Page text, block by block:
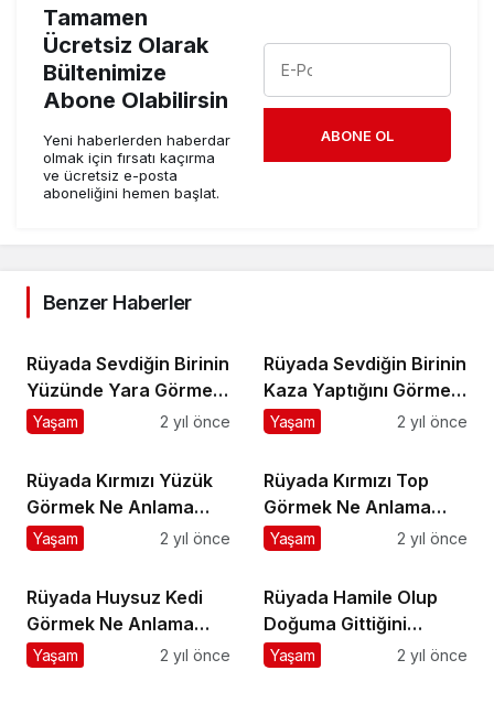
Tamamen
Ücretsiz Olarak
Bültenimize
Abone Olabilirsin
Yeni haberlerden haberdar
olmak için fırsatı kaçırma
ve ücretsiz e-posta
aboneliğini hemen başlat.
ABONE OL
Benzer Haberler
Rüyada Sevdiğin Birinin
Yüzünde Yara Görmek
Ne Anlama Gelir?
Yaşam 2 yıl önce
Rüyada Sevdiğin Birinin
Kaza Yaptığını Görmek
Ne Anlama Gelir?
Yaşam 2 yıl önce
Rüyada Kırmızı Yüzük
Görmek Ne Anlama
Gelir?
Yaşam 2 yıl önce
Rüyada Kırmızı Top
Görmek Ne Anlama
Gelir?
Yaşam 2 yıl önce
Rüyada Huysuz Kedi
Görmek Ne Anlama
Gelir?
Yaşam 2 yıl önce
Rüyada Hamile Olup
Doğuma Gittiğini
Görmek Ne Anlama
Yaşam 2 yıl önce